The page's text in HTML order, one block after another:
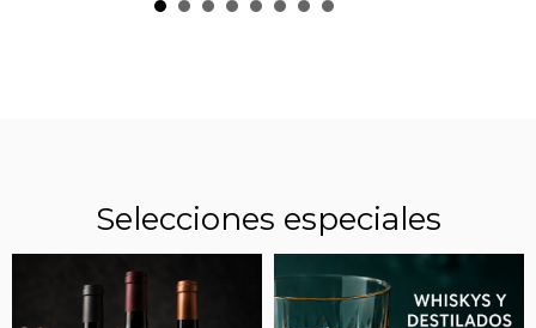
CUÁNTO CUESTA EL MALBEC ELEGIDO
COMO EL MEJOR VINO ARGENTINO EN UN
CONCURSO INTERNACIONAL
Selecciones especiales